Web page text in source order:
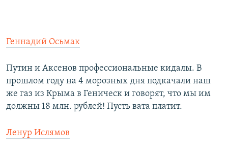
Геннадий Осьмак
Путин и Аксенов профессиональные кидалы. В
прошлом году на 4 морозных дня подкачали наш
же газ из Крыма в Геническ и говорят, что мы им
должны 18 млн. рублей! Пусть вата платит.
Ленур Ислямов